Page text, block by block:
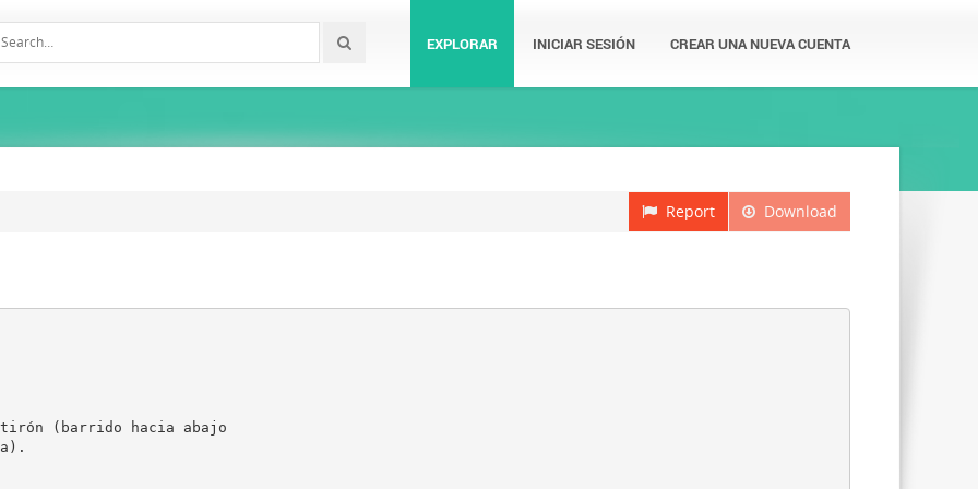
EXPLORAR INICIAR SESIÓN CREAR UNA NUEVA CUENTA
Download
Report